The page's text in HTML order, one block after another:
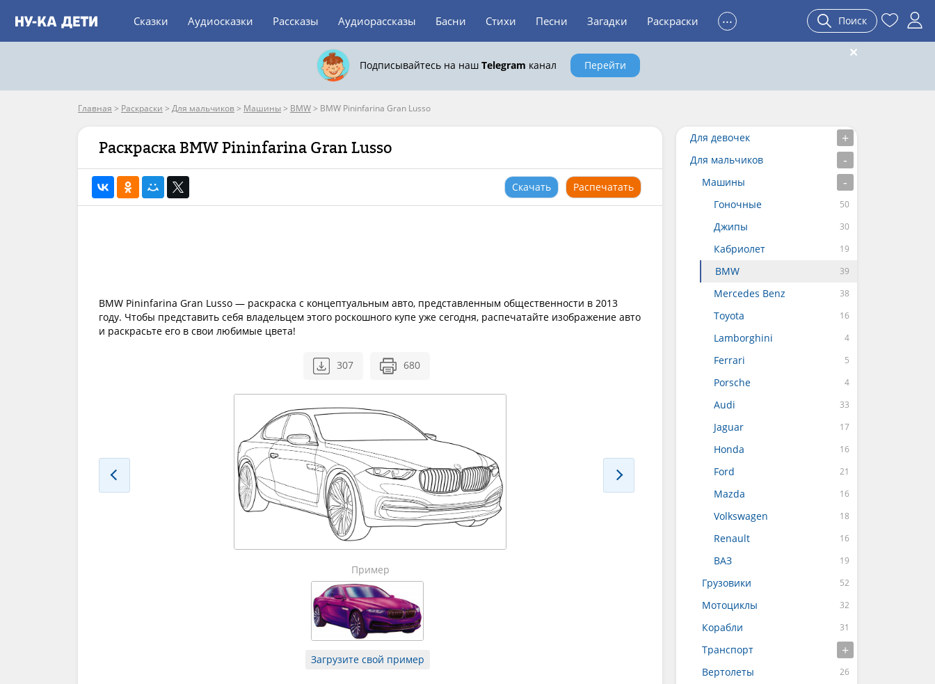
Сказки Аудиосказки Рассказы Аудиорассказы Басни Стихи Песни Загадки Раскраски ... Поиск
Подписывайтесь на наш Telegram канал Перейти
Главная > Раскраски > Для мальчиков> Машины > BMW> BMW Pininfarina Gran Lusso
Раскраска BMW Pininfarina Gran Lusso
Скачать Распечатать
BMW Pininfarina Gran Lusso — раскраска с концептуальным авто, представленным общественности в 2013
году. Чтобы представить себя владельцем этого роскошного купе уже сегодня, распечатайте изображение авто
и раскрасьте его в свои любимые цвета!
307 680
Пример
Загрузите свой пример
Для девочек
Для мальчиков
Машины
Гоночные
Джипы
Кабриолет
BMW
Mercedes Benz
Toyota
Lamborghini
Ferrari
Porsche
Audi
Jaguar
Honda
Ford
Mazda
Volkswagen
Renault
ВАЗ
Грузовики
Мотоциклы
Корабли
Транспорт
Вертолеты